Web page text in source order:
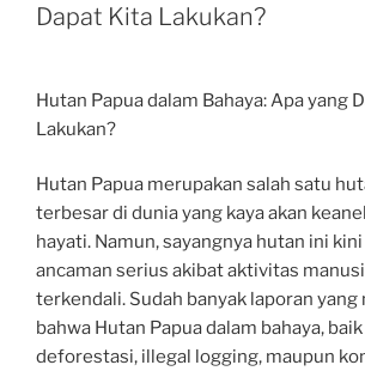
Dapat Kita Lakukan?
Hutan Papua dalam Bahaya: Apa yang
Lakukan?
Hutan Papua merupakan salah satu
terbesar di dunia yang kaya akan
hayati. Namun, sayangnya hutan ini
ancaman serius akibat aktivitas
terkendali. Sudah banyak laporan
bahwa Hutan Papua dalam bahaya,
deforestasi, illegal logging, maupun